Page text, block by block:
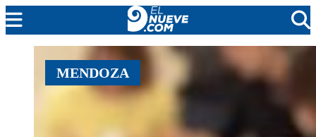
MENDOZA
CADA DÍA
MENDOZA